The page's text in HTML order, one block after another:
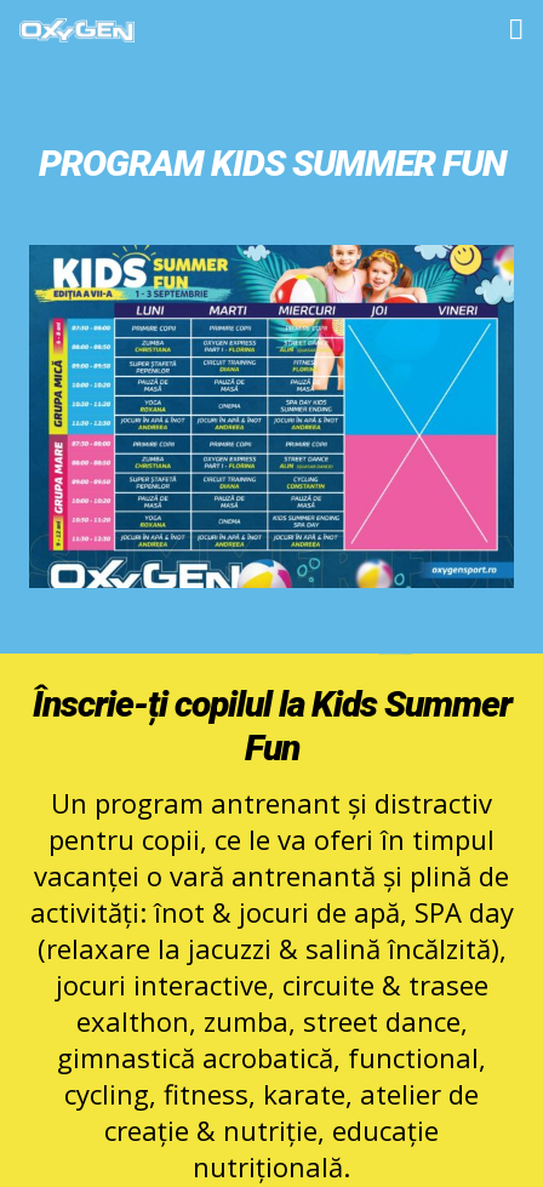
ÎNOT
SPA & MASAJ
DUATHLON/TRIATHLON
PREȚURI
GALERIE
CONTACT
PROGRAM KIDS SUMMER FUN
Înscrie-ți copilul la Kids Summer
Fun
Un program antrenant și distractiv
pentru copii, ce le va oferi în timpul
vacanței o vară antrenantă și plină de
activități: înot & jocuri de apă, SPA day
(relaxare la jacuzzi & salină încălzită),
jocuri interactive, circuite & trasee
exalthon, zumba, street dance,
gimnastică acrobatică, functional,
cycling, fitness, karate, atelier de
creație & nutriție, educație
nutrițională.